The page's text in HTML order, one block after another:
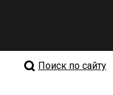
Поиск по сайту